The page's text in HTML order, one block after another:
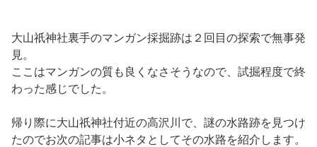
大山祇神社裏手のマンガン採掘跡は２回目の探索で無事発
見。
ここはマンガンの質も良くなさそうなので、試掘程度で終
わった感じでした。
帰り際に大山祇神社付近の高沢川で、謎の水路跡を見つけ
たのでお次の記事は小ネタとしてその水路を紹介します。